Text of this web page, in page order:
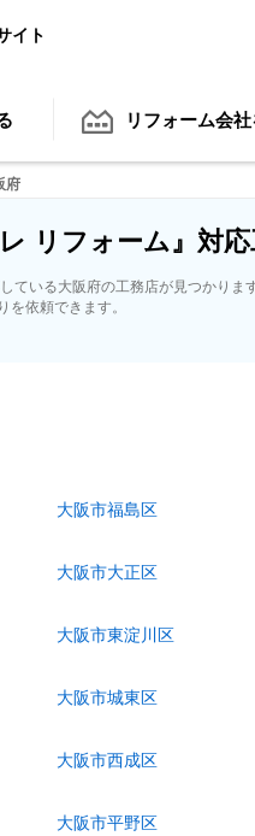
イト
リフォーム会社
府
リフォーム』対
ている大阪府の工務店が見つかりま
を依頼できます。
大阪市福島区
大阪市大正区
大阪市東淀川区
大阪市城東区
大阪市西成区
大阪市平野区